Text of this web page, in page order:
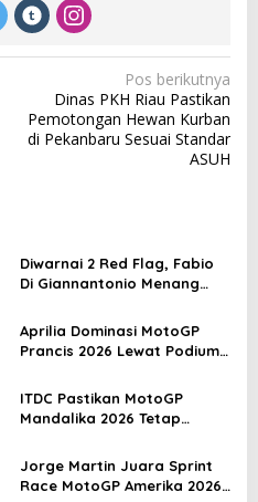
Pos berikutnya
Dinas PKH Riau Pastikan
Pemotongan Hewan Kurban
di Pekanbaru Sesuai Standar
ASUH
Diwarnai 2 Red Flag, Fabio
Di Giannantonio Menang
Catalunya 2026
Aprilia Dominasi MotoGP
Prancis 2026 Lewat Podium
ITDC Pastikan MotoGP
Mandalika 2026 Tetap
Jorge Martin Juara Sprint
Race MotoGP Amerika 2026